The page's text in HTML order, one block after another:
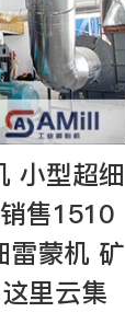
小型超细
售1510
雷蒙机 矿
里云集